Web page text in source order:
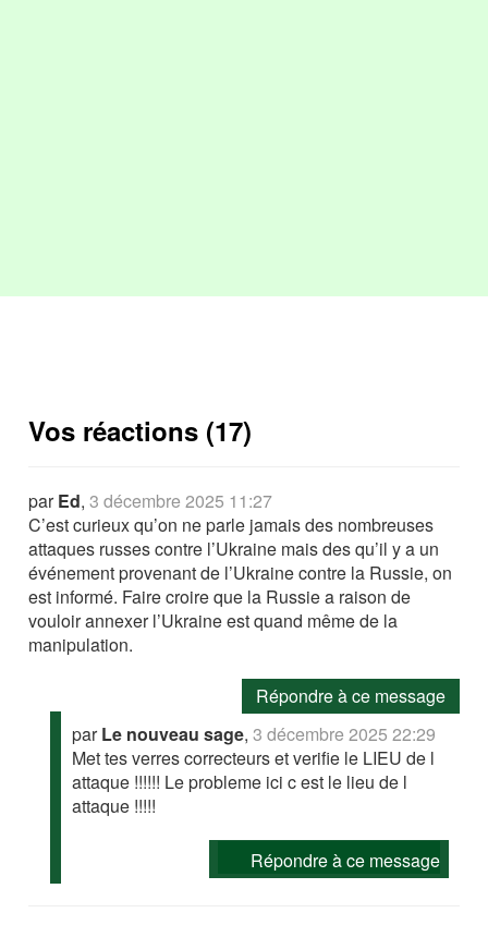
Vos réactions (17)
parEd,3 décembre 2025 11:27
C’est curieux qu’on ne parle jamais des nombreuses
attaques russes contre l’Ukraine mais des qu’il y a un
événement provenant de l’Ukraine contre la Russie, on
est informé. Faire croire que la Russie a raison de
vouloir annexer l’Ukraine est quand même de la
manipulation.
Répondre à ce message
parLe nouveau sage,3 décembre 2025 22:29
Met tes verres correcteurs et verifie le LIEU de l
attaque !!!!!! Le probleme ici c est le lieu de l
attaque !!!!!
Répondre à ce message